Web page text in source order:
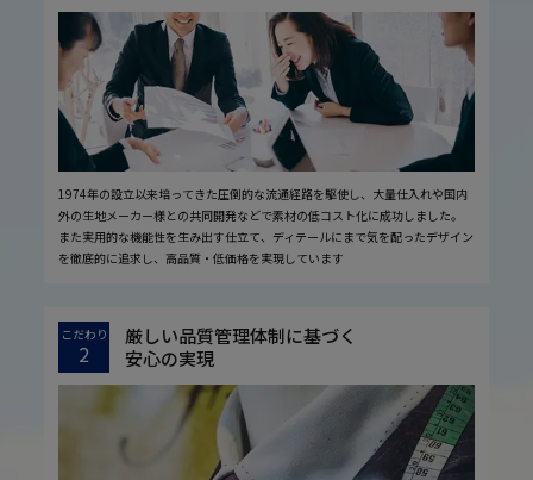
1974年の設立以来培ってきた圧倒的な流通経路を駆使し、大量仕入れや国内
外の生地メーカー様との共同開発などで素材の低コスト化に成功しました。
また実用的な機能性を生み出す仕立て、ディテールにまで気を配ったデザイン
を徹底的に追求し、高品質・低価格を実現しています
こだわり
2
厳しい品質管理体制に基づく
安心の実現